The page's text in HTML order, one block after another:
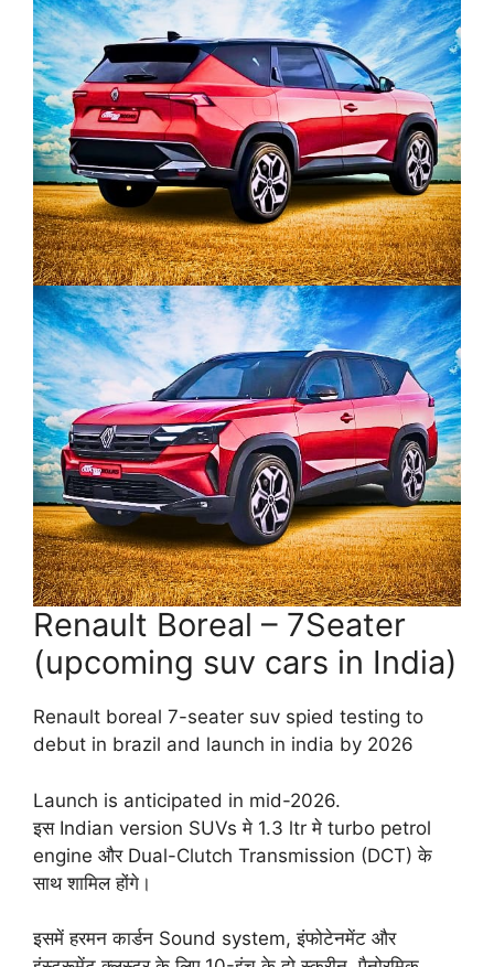
Renault Boreal – 7Seater
(upcoming suv cars in India)
Renault boreal 7-seater suv spied testing to
debut in brazil and launch in india by 2026
Launch is anticipated in mid-2026.
इस Indian version SUVs मे 1.3 ltr मे turbo petrol
engine और Dual-Clutch Transmission (DCT) के
साथ शामिल होंगे।
इसमें हरमन कार्डन Sound system, इंफोटेनमेंट और